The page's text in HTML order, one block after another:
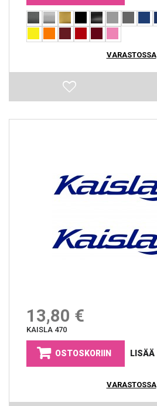
VARASTOSSA
13,80 €
KAISLA 470
OSTOSKORIIN LISÄÄ
VARASTOSSA